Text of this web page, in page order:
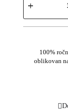
100%
oblikovan